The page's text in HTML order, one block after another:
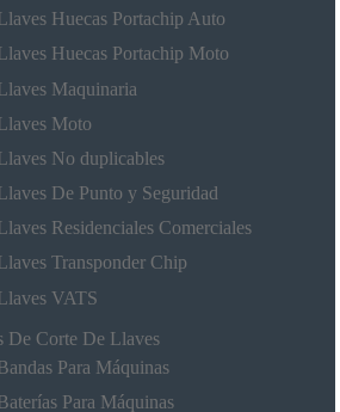
Huecas Portachip Auto
Huecas Portachip Moto
Maquinaria
Moto
No duplicables
De Punto y Seguridad
Residenciales Comerciales
Transponder Chip
VATS
De Corte De Llaves
Para Máquinas
Para Máquinas